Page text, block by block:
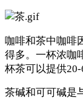
咖啡和茶中咖啡
得多。一杯浓咖
杯茶可以提供20-
茶碱和可可碱是